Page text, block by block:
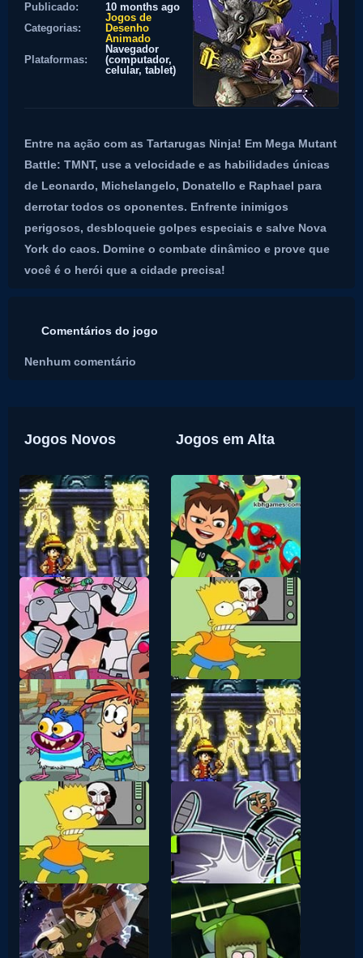
Publicado:
10 months ago
Categorias:
Jogos de
Desenho
Animado
Plataformas:
Navegador
(computador,
celular, tablet)
Entre na ação com as Tartarugas Ninja! Em Mega Mutant
Battle: TMNT, use a velocidade e as habilidades únicas
de Leonardo, Michelangelo, Donatello e Raphael para
derrotar todos os oponentes. Enfrente inimigos
perigosos, desbloqueie golpes especiais e salve Nova
York do caos. Domine o combate dinâmico e prove que
você é o herói que a cidade precisa!
Comentários do jogo
Nenhum comentário
Jogos Novos Jogos em Alta